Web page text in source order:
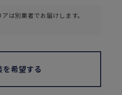
は別業者でお届けします。
希望する